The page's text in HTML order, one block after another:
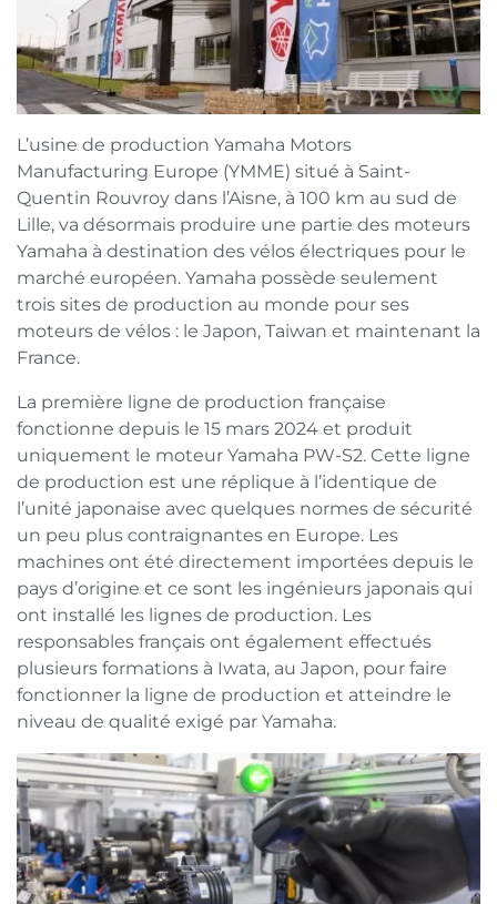
L’usine de production Yamaha Motors
Manufacturing Europe (YMME) situé à Saint-
Quentin Rouvroy dans l’Aisne, à 100 km au sud de
Lille, va désormais produire une partie des moteurs
Yamaha à destination des vélos électriques pour le
marché européen. Yamaha possède seulement
trois sites de production au monde pour ses
moteurs de vélos : le Japon, Taiwan et maintenant la
France.
La première ligne de production française
fonctionne depuis le 15 mars 2024 et produit
uniquement le moteur Yamaha PW-S2. Cette ligne
de production est une réplique à l’identique de
l’unité japonaise avec quelques normes de sécurité
un peu plus contraignantes en Europe. Les
machines ont été directement importées depuis le
pays d’origine et ce sont les ingénieurs japonais qui
ont installé les lignes de production. Les
responsables français ont également effectués
plusieurs formations à Iwata, au Japon, pour faire
fonctionner la ligne de production et atteindre le
niveau de qualité exigé par Yamaha.